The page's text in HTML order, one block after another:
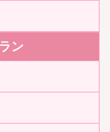
ン